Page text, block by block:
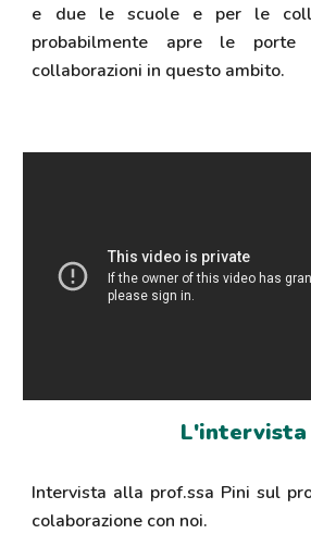
e due le scuole e per le
probabilmente apre le
collaborazioni in questo ambito.
L'intervista
Intervista alla prof.ssa Pini sul
colaborazione con noi.